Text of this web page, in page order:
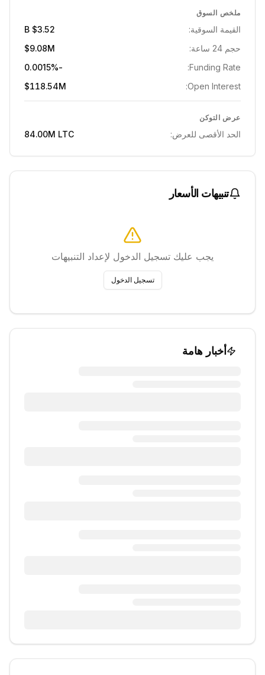
ملخص السوق
القيمة السوقية:
$3.52 B
حجم 24 ساعة:
$9.08M
Funding Rate:
-0.0015%
Open Interest:
$118.54M
عرض التوكن
الحد الأقصى للعرض: 84.00M LTC
تنبيهات الأسعار
يجب عليك تسجيل الدخول لإعداد التنبيهات
تسجيل الدخول
أخبار هامة